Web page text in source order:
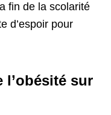
fin de la scolarité
d’espoir pour
l’obésité sur